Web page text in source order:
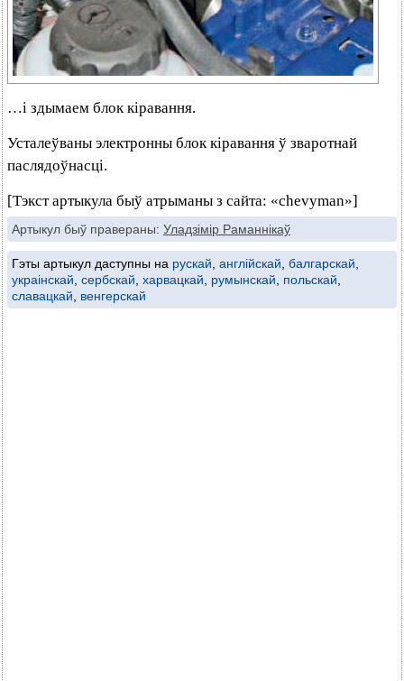
…і здымаем блок кіравання.
Усталеўваны электронны блок кіравання ў зваротнай
паслядоўнасці.
[Тэкст артыкула быў атрыманы з сайта: «chevyman»]
Артыкул быў правераны: Уладзімір Раманнікаў
Гэты артыкул даступны на рускай англійскай балгарскай
украінскай сербскай харвацкай румынскай польскай
славацкай
венгерскай